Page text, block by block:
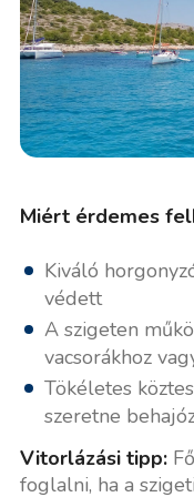
Miért érdemes
Kiváló
védett
A szigeten
vacsorákhoz
Tökéletes
szeretne
Vitorlázási tipp:
foglalni, ha a